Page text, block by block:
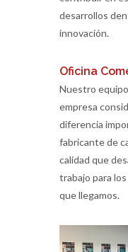
desarrollos
innovación.
Oficina
Nuestro
empresa
diferencia
fabricante de
calidad que
trabajo para
que llegamos.